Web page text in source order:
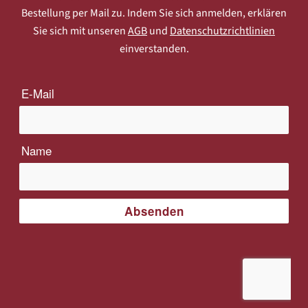
Bestellung per Mail zu. Indem Sie sich anmelden, erklären
Sie sich mit unserenAGBund Datenschutzrichtlinien
einverstanden.